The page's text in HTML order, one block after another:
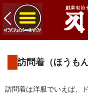
訪問着（ほうもん
訪問着は洋服でいえば、